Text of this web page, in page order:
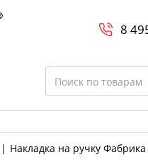
8 800-
8
Search
Накладка на ручку Фабрика